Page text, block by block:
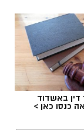
באזור,
דין באשדוד
כנסו כאן >